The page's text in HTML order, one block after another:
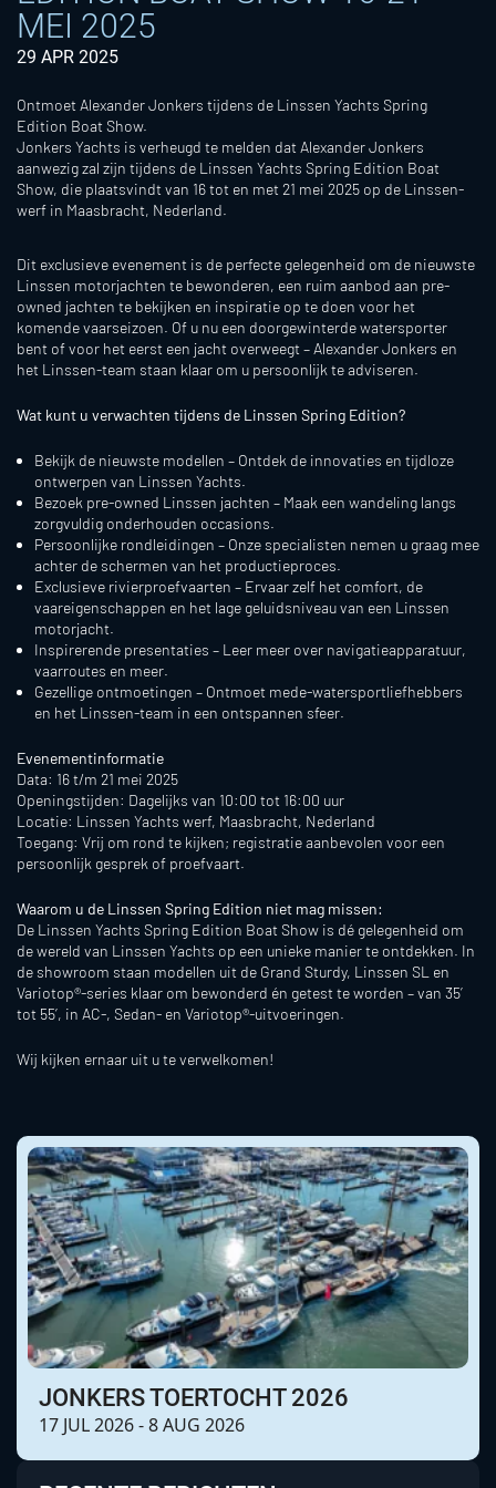
MEI 2025
29 APR 2025
Ontmoet Alexander Jonkers tijdens de Linssen Yachts Spring
Edition Boat Show.
Jonkers Yachts is verheugd te melden dat Alexander Jonkers
aanwezig zal zijn tijdens de Linssen Yachts Spring Edition Boat
Show, die plaatsvindt van 16 tot en met 21 mei 2025 op de Linssen-
werf in Maasbracht, Nederland.
Dit exclusieve evenement is de perfecte gelegenheid om de nieuwste
Linssen motorjachten te bewonderen, een ruim aanbod aan pre-
owned jachten te bekijken en inspiratie op te doen voor het
komende vaarseizoen. Of u nu een doorgewinterde watersporter
bent of voor het eerst een jacht overweegt – Alexander Jonkers en
het Linssen-team staan klaar om u persoonlijk te adviseren.
Wat kunt u verwachten tijdens de Linssen Spring Edition?
Bekijk de nieuwste modellen – Ontdek de innovaties en tijdloze
ontwerpen van Linssen Yachts.
Bezoek pre-owned Linssen jachten – Maak een wandeling langs
zorgvuldig onderhouden occasions.
Persoonlijke rondleidingen – Onze specialisten nemen u graag mee
achter de schermen van het productieproces.
Exclusieve rivierproefvaarten – Ervaar zelf het comfort, de
vaareigenschappen en het lage geluidsniveau van een Linssen
motorjacht.
Inspirerende presentaties – Leer meer over navigatieapparatuur,
vaarroutes en meer.
Gezellige ontmoetingen – Ontmoet mede-watersportliefhebbers
en het Linssen-team in een ontspannen sfeer.
Evenementinformatie
Data: 16 t/m 21 mei 2025
Openingstijden: Dagelijks van 10:00 tot 16:00 uur
Locatie: Linssen Yachts werf, Maasbracht, Nederland
Toegang: Vrij om rond te kijken; registratie aanbevolen voor een
persoonlijk gesprek of proefvaart.
Waarom u de Linssen Spring Edition niet mag missen:
De Linssen Yachts Spring Edition Boat Show is dé gelegenheid om
de wereld van Linssen Yachts op een unieke manier te ontdekken. In
de showroom staan modellen uit de Grand Sturdy, Linssen SL en
Variotop®-series klaar om bewonderd én getest te worden – van 35’
tot 55’, in AC-, Sedan- en Variotop®-uitvoeringen.
Wij kijken ernaar uit u te verwelkomen!
JONKERS TOERTOCHT 2026
17 JUL 2026 - 8 AUG 2026